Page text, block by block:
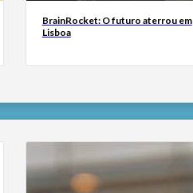
BrainRocket: O futuro aterrou em
Lisboa